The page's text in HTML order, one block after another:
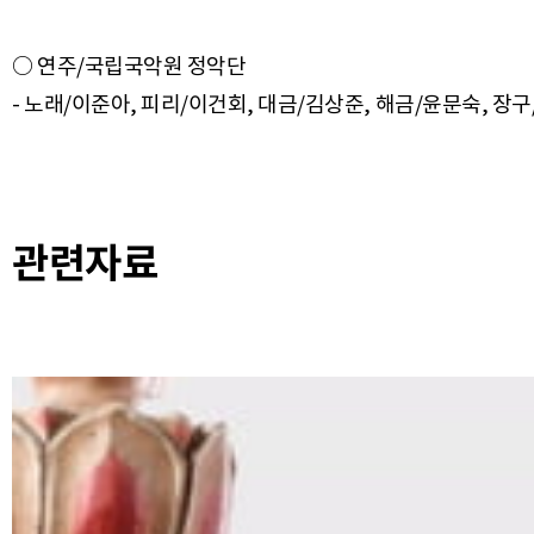
○ 연주/국립국악원 정악단
- 노래/이준아, 피리/이건회, 대금/김상준, 해금/윤문숙, 장
관련자료